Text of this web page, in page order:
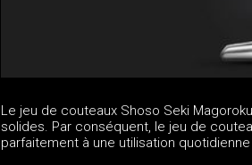
Le jeu de couteaux Shoso Seki
solides. Par conséquent, le jeu de
parfaitement à une utilisation